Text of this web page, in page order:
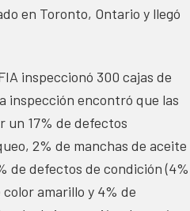
en Toronto, Ontario y llegó
inspeccionó 300 cajas de
inspección encontró que las
un 17% de defectos
2% de manchas de aceite
de defectos de condición (4%
amarillo y 4% de